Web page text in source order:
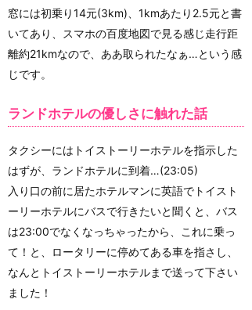
窓には初乗り14元(3km)、1kmあたり2.5元と書
いてあり、スマホの百度地図で見る感じ走行距
離約21kmなので、ああ取られたなぁ…という感
じです。
ランドホテルの優しさに触れた話
タクシーにはトイストーリーホテルを指示した
はずが、ランドホテルに到着…(23:05)
入り口の前に居たホテルマンに英語でトイスト
ーリーホテルにバスで行きたいと聞くと、バス
は23:00でなくなっちゃったから、これに乗っ
て！と、ロータリーに停めてある車を指さし、
なんとトイストーリーホテルまで送って下さい
ました！